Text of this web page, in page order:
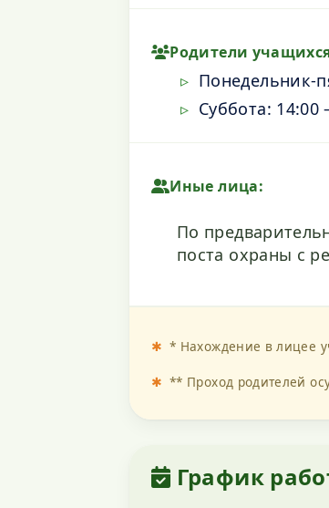
Родители
Понедельник-
Суббота: 14:00
Иные лица:
По
поста охраны с
* Нахождение в лицее
** Проход родителей
График